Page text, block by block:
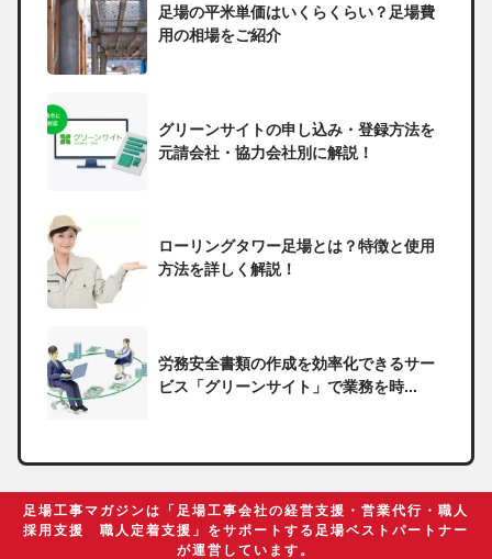
足場の平米単価はいくらくらい？足場費
用の相場をご紹介
グリーンサイトの申し込み・登録方法を
元請会社・協力会社別に解説！
ローリングタワー足場とは？特徴と使用
方法を詳しく解説！
労務安全書類の作成を効率化できるサー
ビス「グリーンサイト」で業務を時...
届いたらどうしたらいい？
足場工事マガジンは「足場工事会社の経営支援・営業代行・職人
採用支援 職人定着支援」をサポートする足場ベストパートナー
が運営しています。